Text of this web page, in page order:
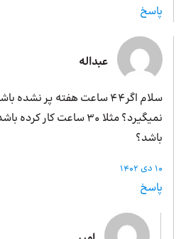
پاسخ
عبداله
سلام اگر۴۴ ساعت هفته پر
نمیگیرد؟ مثلا ۳۰ ساعت
باشد؟
10 دی 1402
پاسخ